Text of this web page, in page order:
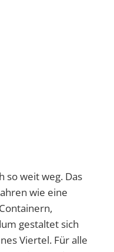
so weit weg. Das
wie eine
gestaltet sich
Viertel. Für alle